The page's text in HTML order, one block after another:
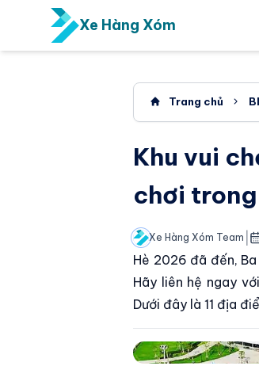
Xe Hàng Xóm
Trang chủ
Khu vui
chơi
Xe Hàng Xóm Team
Hè 2026 đã đến,
Hãy liên hệ ngay
Dưới đây là 11 địa
Khu vui chơi trẻ em